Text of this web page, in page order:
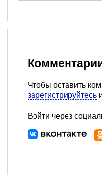
Чтобы оставить
зарегистрируйтесь
Войти через